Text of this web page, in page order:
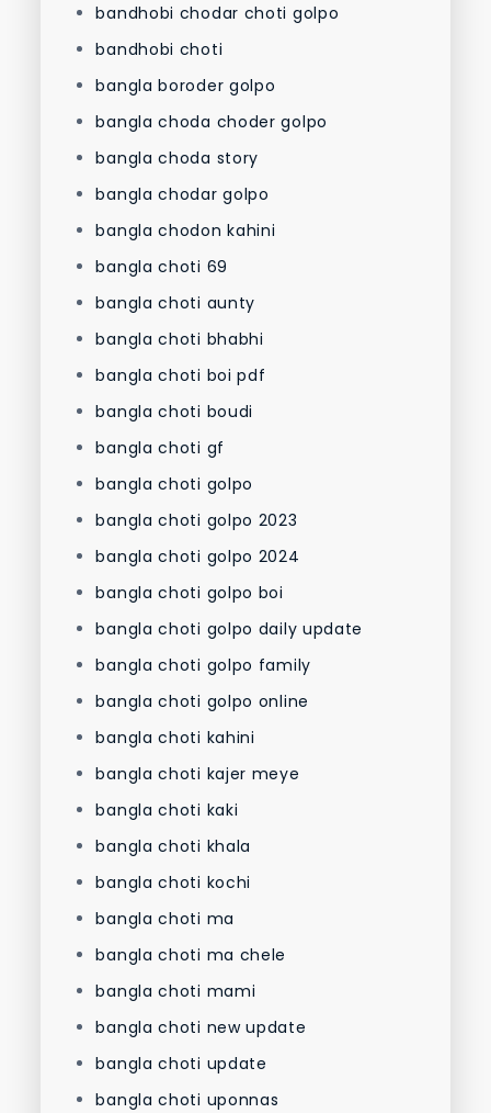
bandhobi chodar choti golpo
bandhobi choti
bangla boroder golpo
bangla choda choder golpo
bangla choda story
bangla chodar golpo
bangla chodon kahini
bangla choti 69
bangla choti aunty
bangla choti bhabhi
bangla choti boi pdf
bangla choti boudi
bangla choti gf
bangla choti golpo
bangla choti golpo 2023
bangla choti golpo 2024
bangla choti golpo boi
bangla choti golpo daily update
bangla choti golpo family
bangla choti golpo online
bangla choti kahini
bangla choti kajer meye
bangla choti kaki
bangla choti khala
bangla choti kochi
bangla choti ma
bangla choti ma chele
bangla choti mami
bangla choti new update
bangla choti update
bangla choti uponnas